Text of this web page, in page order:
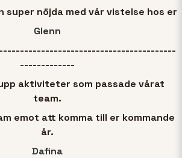
super nöjda med vår vistelse hos er
Glenn
-------------
aktiviteter som passade vårat
team.
emot att komma till er kommande
år.
Dafina